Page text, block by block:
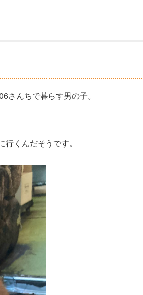
さんちで暮らす男の子。
くんだそうです。